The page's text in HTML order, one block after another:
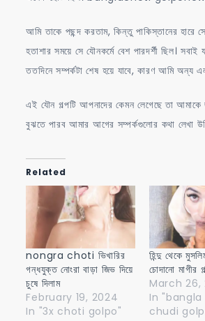
আমি তাকে পছন্দ করতাম, কিন্তু পাকিস্তানের হারে
হতাশার সময়ে সে যৌনকর্মে বেশ পারদর্শী ছিল।
ততদিনে সম্পর্কটা শেষ হয়ে যাবে, কারণ আমি অন্য
এই যৌন গল্পটি আপনাদের কেমন লেগেছে তা আমাকে
বুঝতে পারব আমার আগের সম্পর্কগুলোর কথা লেখা
Related
nongra choti ভিখারির
গন্ধযুক্ত নোংরা বাড়া জিভ দিয়ে
চুষে দিলাম
February 19, 2024
In "3x choti golpo"
হিন্দু থেকে
চোদানো মাগীর
March 26,
In
chudi